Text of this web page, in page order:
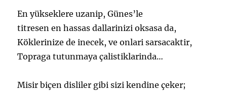
En yükseklere uzanip, Günes’le
titresen en hassas dallarinizi oksasa da,
Köklerinize de inecek, ve onlari sarsacaktir,
Topraga tutunmaya çalistiklarinda…
Misir biçen disliler gibi sizi kendine çeker;